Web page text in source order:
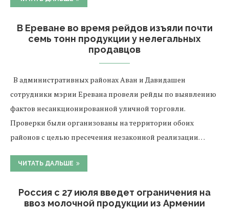
В Ереване во время рейдов изъяли почти
семь тонн продукции у нелегальных
продавцов
В административных районах Аван и Давидашен
сотрудники мэрии Еревана провели рейды по выявлению
фактов несанкционированной уличной торговли.
Проверки были организованы на территории обоих
районов с целью пресечения незаконной реализации…
ЧИТАТЬ ДАЛЬШЕ
Россия с 27 июля введет ограничения на
ввоз молочной продукции из Армении